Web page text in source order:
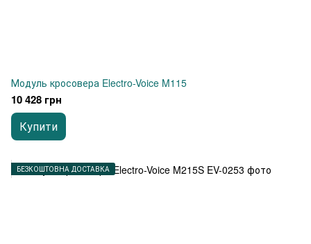
Модуль кросовера Electro-Voice M115
10 428 грн
Купити
БЕЗКОШТОВНА ДОСТАВКА